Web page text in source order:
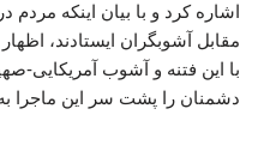
اشاره کرد و با بیان اینکه
مقابل آشوبگران ایستادند،
با این فتنه و آشوب آمریکایی-
دشمنان را پشت سر این ماجرا